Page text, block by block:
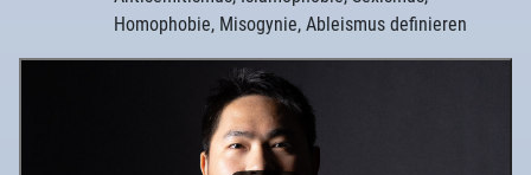
Homophobie, Misogynie, Ableismus definieren